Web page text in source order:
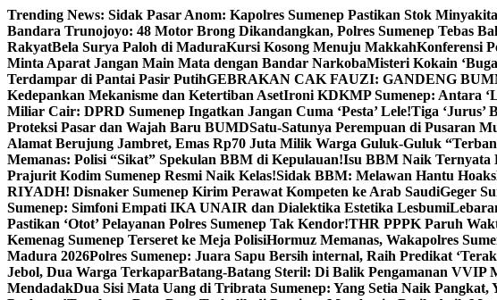
Skip
to
content
Trending News: Sidak Pasar Anom: Kapolres Sumenep Pastikan Stok
Bandara Trunojoyo: 48 Motor Brong Dikandangkan, Polres Sumenep Tebas
RakyatBela Surya Paloh di MaduraKursi Kosong Menuju MakkahKonferensi
Minta Aparat Jangan Main Mata dengan Bandar NarkobaMisteri Kokain
Terdampar di Pantai Pasir PutihGEBRAKAN CAK FAUZI: GANDENG
Kedepankan Mekanisme dan Ketertiban AsetIroni KDKMP Sumenep: Antara
Miliar Cair: DPRD Sumenep Ingatkan Jangan Cuma ‘Pesta’ Lele!Tiga ‘Jurus’
Proteksi Pasar dan Wajah Baru BUMDSatu-Satunya Perempuan di Pusaran
Alamat Berujung Jambret, Emas Rp70 Juta Milik Warga Guluk-Guluk
Memanas: Polisi “Sikat” Spekulan BBM di Kepulauan!Isu BBM Naik Ternyata
Prajurit Kodim Sumenep Resmi Naik Kelas!Sidak BBM: Melawan Hantu Hoaks
RIYADH! Disnaker Sumenep Kirim Perawat Kompeten ke Arab SaudiGeger
Sumenep: Simfoni Empati IKA UNAIR dan Dialektika Estetika Lesbumi
Pastikan ‘Otot’ Pelayanan Polres Sumenep Tak Kendor!THR PPPK Paruh
Kemenag Sumenep Terseret ke Meja PolisiHormuz Memanas, Wakapolres
Madura 2026Polres Sumenep: Juara Sapu Bersih internal, Raih Predikat
Jebol, Dua Warga TerkaparBatang-Batang Steril: Di Balik Pengamanan VVIP
MendadakDua Sisi Mata Uang di Tribrata Sumenep: Yang Setia Naik Pangkat,